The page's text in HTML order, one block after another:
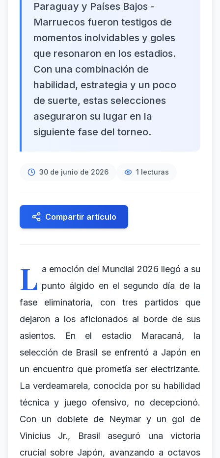
Paraguay y Países Bajos -
Marruecos fueron testigos de
momentos inolvidables y goles
que resonaron en los estadios.
Con una combinación de
habilidad, estrategia y un poco
de suerte, estas selecciones
aseguraron su lugar en la
siguiente fase del torneo.
30 de junio de 2026 1 lecturas
Compartir artículo
L a emoción del Mundial 2026 llegó a su
punto álgido en el segundo día de la
fase eliminatoria, con tres partidos que
dejaron a los aficionados al borde de sus
asientos. En el estadio Maracaná, la
selección de Brasil se enfrentó a Japón en
un encuentro que prometía ser electrizante.
La verdeamarela, conocida por su habilidad
técnica y juego ofensivo, no decepcionó.
Con un doblete de Neymar y un gol de
Vinicius Jr., Brasil aseguró una victoria
crucial sobre Japón, avanzando a octavos